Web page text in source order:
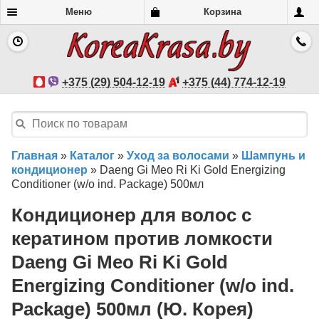
Меню Корзина
+375 (29) 504-12-19 +375 (44) 774-12-19
Главная » Каталог » Уход за волосами » Шампунь и
кондиционер » Daeng Gi Meo Ri Ki Gold Energizing
Conditioner (w/o ind. Package) 500мл
Кондиционер для волос с
кератином против ломкости
Daeng Gi Meo Ri Ki Gold
Energizing Conditioner (w/o ind.
Package) 500мл (Ю. Корея)